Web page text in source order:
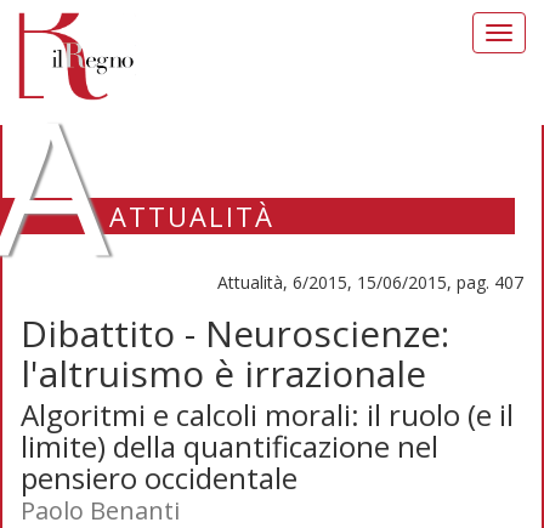
ATTUALITÀ
Attualità, 6/2015, 15/06/2015, pag. 407
Dibattito - Neuroscienze:
l'altruismo è irrazionale
Algoritmi e calcoli morali: il ruolo (e il
limite) della quantificazione nel
pensiero occidentale
Paolo Benanti